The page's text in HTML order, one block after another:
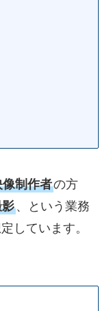
制作者の方
、という業務
しています。